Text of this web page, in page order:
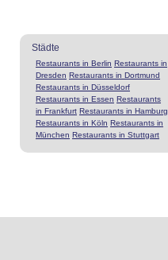
Städte
Restaurants in Berlin Restaurants in
Dresden Restaurants in Dortmund
Restaurants in Düsseldorf
Restaurants in Essen Restaurants
in Frankfurt Restaurants in Hamburg
Restaurants in Köln Restaurants in
München Restaurants in Stuttgart